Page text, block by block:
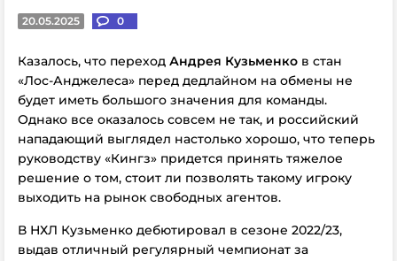
20.05.2025 0
Казалось, что переход Андрея Кузьменко в стан
«Лос-Анджелеса» перед дедлайном на обмены не
будет иметь большого значения для команды.
Однако все оказалось совсем не так, и российский
нападающий выглядел настолько хорошо, что теперь
руководству «Кингз» придется принять тяжелое
решение о том, стоит ли позволять такому игроку
выходить на рынок свободных агентов.
В НХЛ Кузьменко дебютировал в сезоне 2022/23,
выдав отличный регулярный чемпионат за